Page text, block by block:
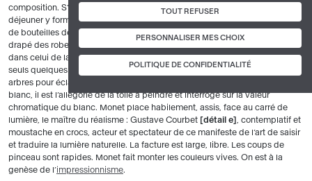
TOUT REFUSER
PERSONNALISER MES CHOIX
POLITIQUE DE CONFIDENTIALITÉ
composition. S’y déploie un drap blanc faisant office de nappe, le
déjeuner y forme une bellenature mortecomposée de vaisselle blanche,
de bouteilles de vin, d’une terrine, de viandes et de fruits
drapé des robes blanches de deux femmes assises sur l’herbe se fond
dans celui de la nappe détail d . Monet agit en maître de la lumière, car
seuls quelques rayons de soleil percent la frondaison ombrageuse des
arbres pour éclater à la surface du drap
blanc, il est l’allégorie de la toile à peindre et interroge sur la valeur
chromatique du blanc. Monet place habilement, assis, face au carré de
lumière, le maître du réalisme : Gustave Courbet
détail e
, contemplatif et
moustache en crocs, acteur et spectateur de ce manifeste de l’art de saisir
et traduire la lumière naturelle. La facture est large, libre. Les coups de
pinceau sont rapides. Monet fait monter les couleurs vives. On est à la
genèse de l’impressionnisme.